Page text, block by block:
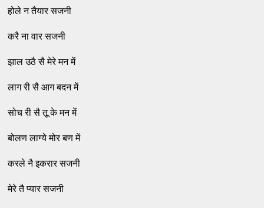
होले न तैयार सजनी
करै ना वार सजनी
झाल उठै सै मेरे मन में
लाग री सै आग बदन में
सोच री सै तू के मन में
बोलण लाग्‍ये मोर बण में
करले नै इकरार सजनी
मेरे तै प्‍यार सजनी